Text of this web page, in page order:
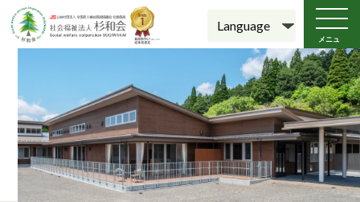
メニュ
ー